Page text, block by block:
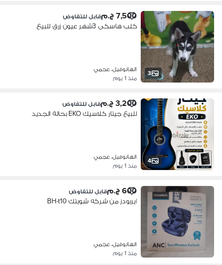
3
7,500 ج.م قابل للتفاوض
كلب هاسكى 3شهر عيون زرق للبيع
الهانوفيل، عجمي
منذ 1 يوم
4
3,200 ج.م قابل للتفاوض
للبيع جيتار كلاسيك EKO بحالة الجديد
الهانوفيل، عجمي
منذ 1 يوم
600 ج.م قابل للتفاوض
ايربودز من شركه شويتك BH-t10
الهانوفيل، عجمي
منذ 1 يوم